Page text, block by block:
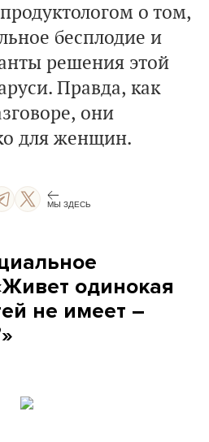
о том,
бесплодие и
решения этой
Правда, как
они
для женщин.
МЫ ЗДЕСЬ
одинокая
не имеет –